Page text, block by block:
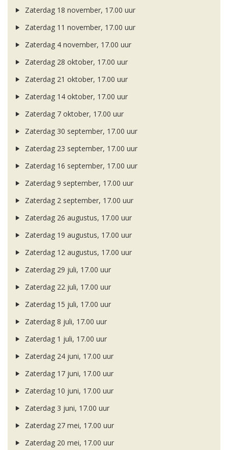
Zaterdag 18 november, 17.00 uur
Zaterdag 11 november, 17.00 uur
Zaterdag 4 november, 17.00 uur
Zaterdag 28 oktober, 17.00 uur
Zaterdag 21 oktober, 17.00 uur
Zaterdag 14 oktober, 17.00 uur
Zaterdag 7 oktober, 17.00 uur
Zaterdag 30 september, 17.00 uur
Zaterdag 23 september, 17.00 uur
Zaterdag 16 september, 17.00 uur
Zaterdag 9 september, 17.00 uur
Zaterdag 2 september, 17.00 uur
Zaterdag 26 augustus, 17.00 uur
Zaterdag 19 augustus, 17.00 uur
Zaterdag 12 augustus, 17.00 uur
Zaterdag 29 juli, 17.00 uur
Zaterdag 22 juli, 17.00 uur
Zaterdag 15 juli, 17.00 uur
Zaterdag 8 juli, 17.00 uur
Zaterdag 1 juli, 17.00 uur
Zaterdag 24 juni, 17.00 uur
Zaterdag 17 juni, 17.00 uur
Zaterdag 10 juni, 17.00 uur
Zaterdag 3 juni, 17.00 uur
Zaterdag 27 mei, 17.00 uur
Zaterdag 20 mei, 17.00 uur